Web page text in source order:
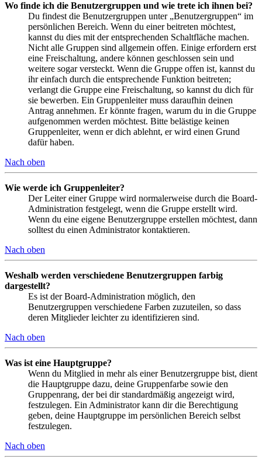
Wo finde ich die Benutzergruppen und wie trete ich ihnen bei?
Du findest die Benutzergruppen unter „Benutzergruppen“ im
persönlichen Bereich. Wenn du einer beitreten möchtest,
kannst du dies mit der entsprechenden Schaltfläche machen.
Nicht alle Gruppen sind allgemein offen. Einige erfordern erst
eine Freischaltung, andere können geschlossen sein und
weitere sogar versteckt. Wenn die Gruppe offen ist, kannst du
ihr einfach durch die entsprechende Funktion beitreten;
verlangt die Gruppe eine Freischaltung, so kannst du dich für
sie bewerben. Ein Gruppenleiter muss daraufhin deinen
Antrag annehmen. Er könnte fragen, warum du in die Gruppe
aufgenommen werden möchtest. Bitte belästige keinen
Gruppenleiter, wenn er dich ablehnt, er wird einen Grund
dafür haben.
Nach oben
Wie werde ich Gruppenleiter?
Der Leiter einer Gruppe wird normalerweise durch die Board-
Administration festgelegt, wenn die Gruppe erstellt wird.
Wenn du eine eigene Benutzergruppe erstellen möchtest, dann
solltest du einen Administrator kontaktieren.
Nach oben
Weshalb werden verschiedene Benutzergruppen farbig
dargestellt?
Es ist der Board-Administration möglich, den
Benutzergruppen verschiedene Farben zuzuteilen, so dass
deren Mitglieder leichter zu identifizieren sind.
Nach oben
Was ist eine Hauptgruppe?
Wenn du Mitglied in mehr als einer Benutzergruppe bist, dient
die Hauptgruppe dazu, deine Gruppenfarbe sowie den
Gruppenrang, der bei dir standardmäßig angezeigt wird,
festzulegen. Ein Administrator kann dir die Berechtigung
geben, deine Hauptgruppe im persönlichen Bereich selbst
festzulegen.
Nach oben